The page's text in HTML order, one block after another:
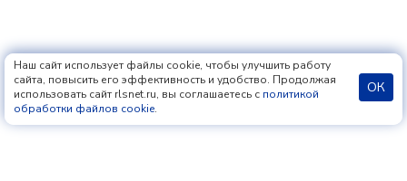
Наш сайт использует файлы cookie, чтобы улучшить работу
сайта, повысить его эффективность и удобство. Продолжая
использовать сайт rlsnet.ru, вы соглашаетесь с политикой
обработки файлов cookie.
ОК